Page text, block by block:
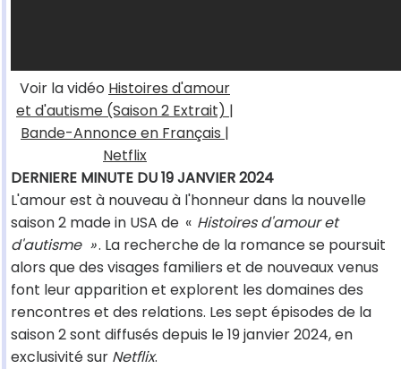
Voir la vidéo Histoires d'amour
et d'autisme (Saison 2 Extrait) |
Bande-Annonce en Français |
Netflix
DERNIERE MINUTE DU 19 JANVIER 2024
L'amour est à nouveau à l'honneur dans la nouvelle
saison 2 made in USA de « Histoires d'amour et
d'autisme ». La recherche de la romance se poursuit
alors que des visages familiers et de nouveaux venus
font leur apparition et explorent les domaines des
rencontres et des relations. Les sept épisodes de la
saison 2 sont diffusés depuis le 19 janvier 2024, en
exclusivité sur Netflix.